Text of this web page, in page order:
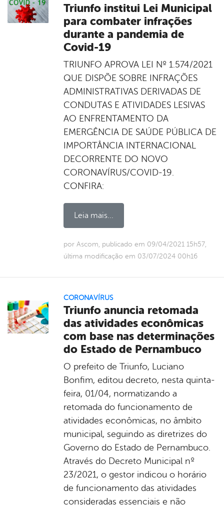
Triunfo institui Lei Municipal
para combater infrações
durante a pandemia de
Covid-19
TRIUNFO APROVA LEI Nº 1.574/2021
QUE DISPÕE SOBRE INFRAÇÕES
ADMINISTRATIVAS DERIVADAS DE
CONDUTAS E ATIVIDADES LESIVAS
AO ENFRENTAMENTO DA
EMERGÊNCIA DE SAÚDE PÚBLICA DE
IMPORTÂNCIA INTERNACIONAL
DECORRENTE DO NOVO
CORONAVÍRUS/COVID-19.
CONFIRA:
Leia mais...
por Ascom, publicado em 09/04/2021 15h57,
última modificação em 03/07/2024 00h16
CORONAVÍRUS
Triunfo anuncia retomada
das atividades econômicas
com base nas determinações
do Estado de Pernambuco
O prefeito de Triunfo, Luciano
Bonfim, editou decreto, nesta quinta-
feira, 01/04, normatizando a
retomada do funcionamento de
atividades econômicas, no âmbito
municipal, seguindo as diretrizes do
Governo do Estado de Pernambuco.
Através do Decreto Municipal nº
23/2021, o gestor indicou o horário
de funcionamento das atividades
consideradas essenciais e não